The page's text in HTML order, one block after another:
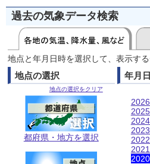
過去の気象データ検索
地点と年月日時を選択して、表示す
地点の選択
地点の選択をクリア
都府県・地方を選択
年月